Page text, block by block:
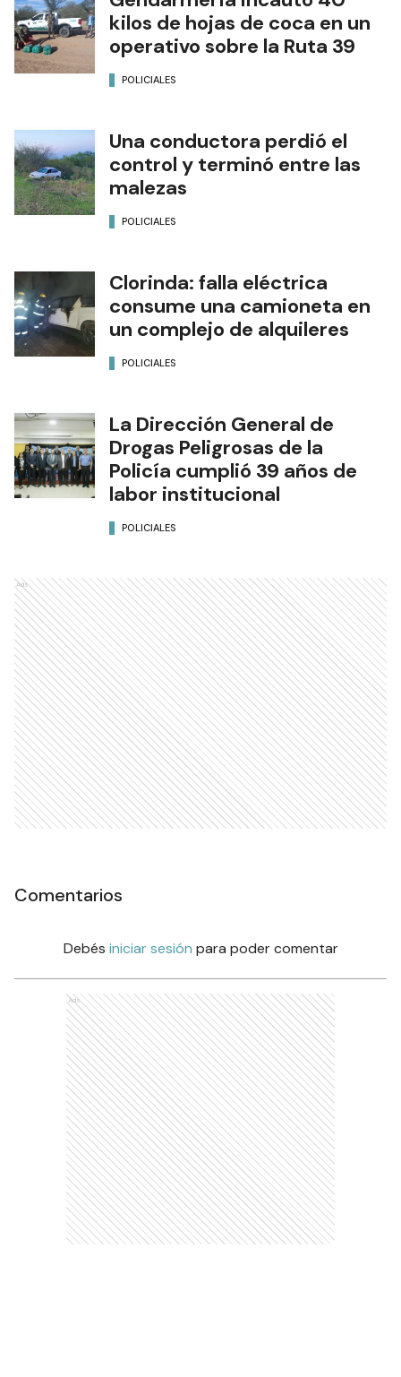
kilos de hojas de coca en un
operativo sobre la Ruta 39
POLICIALES
Una conductora perdió el
control y terminó entre las
malezas
POLICIALES
Clorinda: falla eléctrica
consume una camioneta en
un complejo de alquileres
POLICIALES
La Dirección General de
Drogas Peligrosas de la
Policía cumplió 39 años de
labor institucional
POLICIALES
Ads
Comentarios
Debés iniciar sesión para poder comentar
Ads